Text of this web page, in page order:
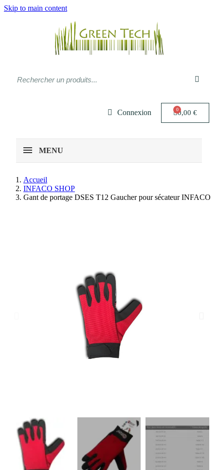
Skip to main content
Connexion 0,00 €
MENU
Accueil
INFACO SHOP
Gant de portage DSES T12 Gaucher pour sécateur INFACO